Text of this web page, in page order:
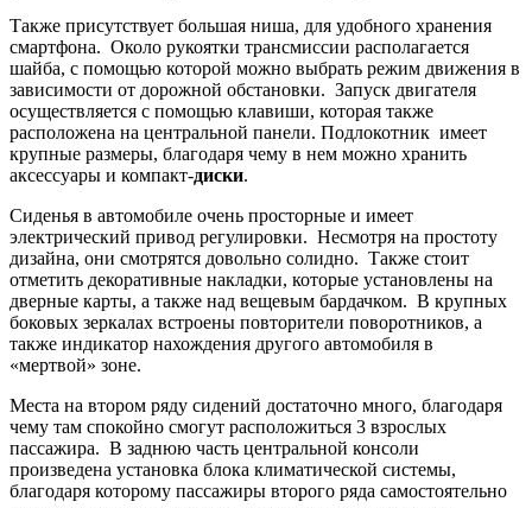
Также присутствует большая ниша, для удобного хранения
смартфона. Около рукоятки трансмиссии располагается
шайба, с помощью которой можно выбрать режим движения в
зависимости от дорожной обстановки. Запуск двигателя
осуществляется с помощью клавиши, которая также
расположена на центральной панели. Подлокотник имеет
крупные размеры, благодаря чему в нем можно хранить
аксессуары и компакт-диски.
Сиденья в автомобиле очень просторные и имеет
электрический привод регулировки. Несмотря на простоту
дизайна, они смотрятся довольно солидно. Также стоит
отметить декоративные накладки, которые установлены на
дверные карты, а также над вещевым бардачком. В крупных
боковых зеркалах встроены повторители поворотников, а
также индикатор нахождения другого автомобиля в
«мертвой» зоне.
Места на втором ряду сидений достаточно много, благодаря
чему там спокойно смогут расположиться 3 взрослых
пассажира. В заднюю часть центральной консоли
произведена установка блока климатической системы,
благодаря которому пассажиры второго ряда самостоятельно